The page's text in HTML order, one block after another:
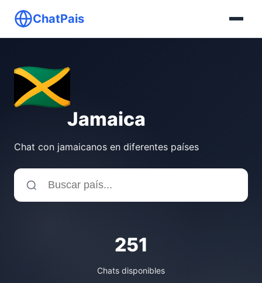
ChatPais
Jamaica
Chat con jamaicanos en diferentes países
251
Chats disponibles